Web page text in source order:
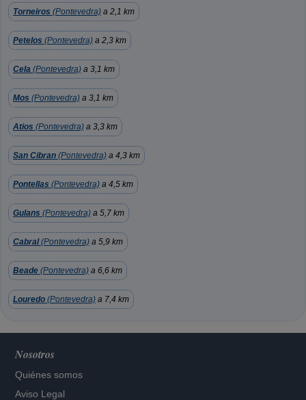
Torneiros (Pontevedra) a 2,1 km
Petelos (Pontevedra) a 2,3 km
Cela (Pontevedra) a 3,1 km
Mos (Pontevedra) a 3,1 km
Atios (Pontevedra) a 3,3 km
San Cibran (Pontevedra) a 4,3 km
Pontellas (Pontevedra) a 4,5 km
Gulans (Pontevedra) a 5,7 km
Cabral(Pontevedra) a 5,9 km
Beade (Pontevedra) a 6,6 km
Louredo (Pontevedra) a 7,4 km
Nosotros
Quiénes somos
Aviso Legal